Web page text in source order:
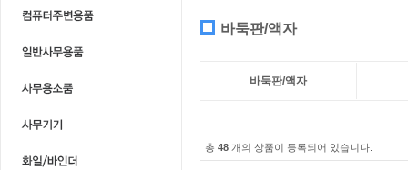
바둑판/액자
바둑판/액자
총 48 개의 상품이 등록되어 있습니다.